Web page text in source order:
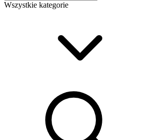
Wszystkie kategorie